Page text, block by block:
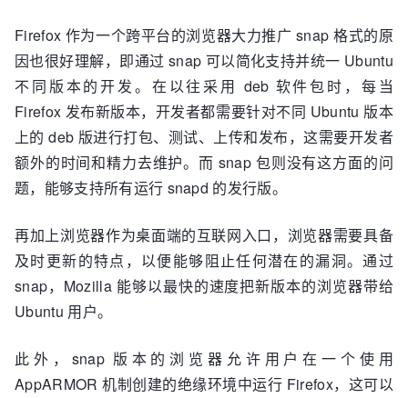
Firefox 作为一个跨平台的浏览器大力推广 snap 格式的原
因也很好理解，即通过 snap 可以简化支持并统一 Ubuntu
不同版本的开发。在以往采用 deb 软件包时，每当
Firefox 发布新版本，开发者都需要针对不同 Ubuntu 版本
上的 deb 版进行打包、测试、上传和发布，这需要开发者
额外的时间和精力去维护。而 snap 包则没有这方面的问
题，能够支持所有运行 snapd 的发行版。
再加上浏览器作为桌面端的互联网入口，浏览器需要具备
及时更新的特点，以便能够阻止任何潜在的漏洞。通过
snap，Mozilla 能够以最快的速度把新版本的浏览器带给
Ubuntu 用户。
此外，snap 版本的浏览器允许用户在一个使用
AppARMOR 机制创建的绝缘环境中运行 Firefox，这可以